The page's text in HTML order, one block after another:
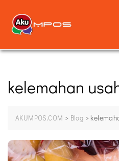
kelemahan
AKUMPOS.COM > Blog >